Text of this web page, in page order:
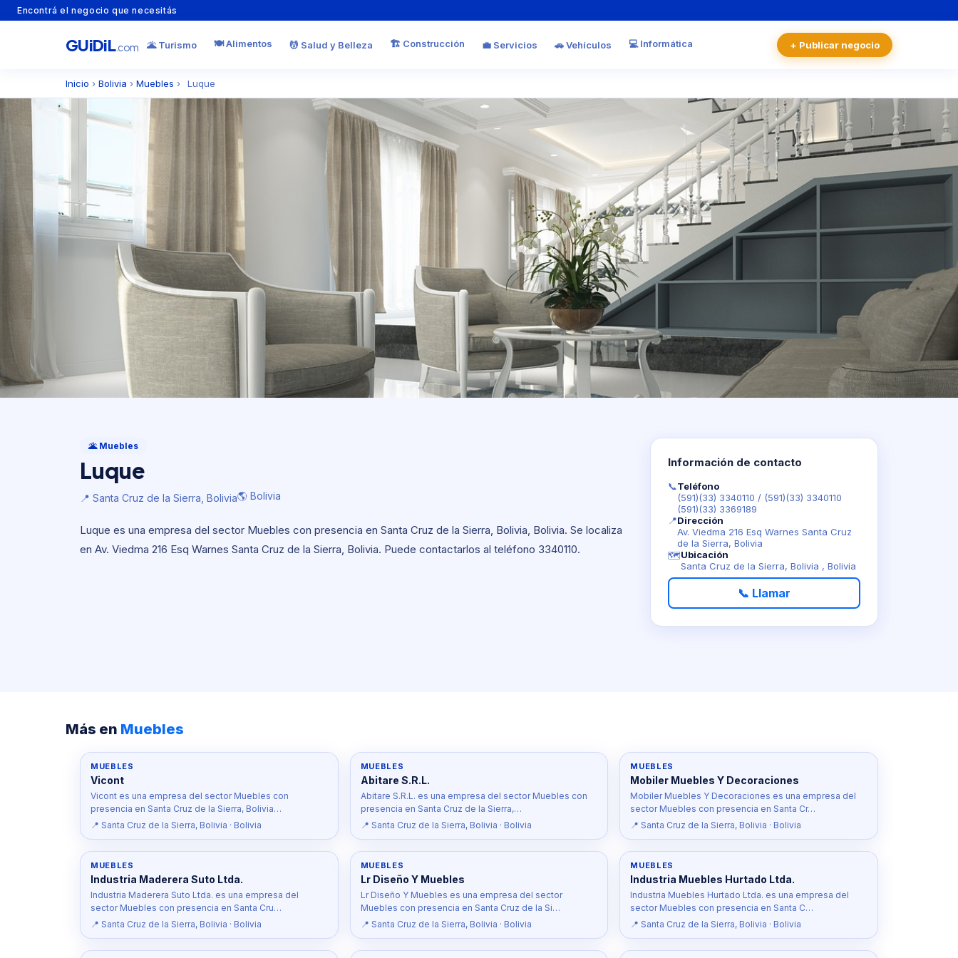
Encontrá el negocio que necesitás
GUiDiL.com 🌋 Turismo 🍽️ Alimentos 💆 Salud y Belleza 🏗️ Construcción 💼 Servicios 🚗 Vehículos 💻 Informática + Publicar negocio
Inicio › Bolivia › Muebles › Luque
Luque
📍 Santa Cruz de la Sierra, Bolivia
🌋 Muebles
Luque
📍 Santa Cruz de la Sierra, Bolivia🌎 Bolivia
Luque es una empresa del sector Muebles con presencia en Santa Cruz de la Sierra, Bolivia, Bolivia. Se localiza
en Av. Viedma 216 Esq Warnes Santa Cruz de la Sierra, Bolivia. Puede contactarlos al teléfono 3340110.
Información de contacto
📞Teléfono
(591)(33) 3340110 / (591)(33) 3340110
(591)(33) 3369189
📍Dirección
Av. Viedma 216 Esq Warnes Santa Cruz
de la Sierra, Bolivia
🗺️Ubicación
Santa Cruz de la Sierra, Bolivia , Bolivia
📞 Llamar
Más en Muebles
MUEBLES
Vicont
Vicont es una empresa del sector Muebles con
presencia en Santa Cruz de la Sierra, Bolivia…
📍 Santa Cruz de la Sierra, Bolivia · Bolivia
MUEBLES
Abitare S.R.L.
Abitare S.R.L. es una empresa del sector Muebles con
presencia en Santa Cruz de la Sierra,…
📍 Santa Cruz de la Sierra, Bolivia · Bolivia
MUEBLES
Mobiler Muebles Y Decoraciones
Mobiler Muebles Y Decoraciones es una empresa del
sector Muebles con presencia en Santa Cr…
📍 Santa Cruz de la Sierra, Bolivia · Bolivia
MUEBLES
Industria Maderera Suto Ltda.
Industria Maderera Suto Ltda. es una empresa del
sector Muebles con presencia en Santa Cru…
📍 Santa Cruz de la Sierra, Bolivia · Bolivia
MUEBLES
Lr Diseño Y Muebles
Lr Diseño Y Muebles es una empresa del sector
Muebles con presencia en Santa Cruz de la Si…
📍 Santa Cruz de la Sierra, Bolivia · Bolivia
MUEBLES
Industria Muebles Hurtado Ltda.
Industria Muebles Hurtado Ltda. es una empresa del
sector Muebles con presencia en Santa C…
📍 Santa Cruz de la Sierra, Bolivia · Bolivia